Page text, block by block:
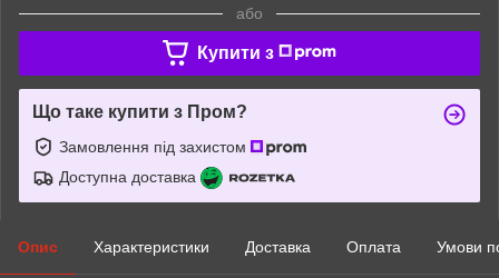
або
Купити з
Що таке купити з Пром?
Замовлення під захистом
Доступна доставка
Опис Характеристики Доставка Оплата Умови